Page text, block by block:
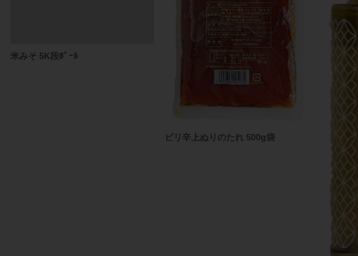
米みそ 5K段ﾎﾞｰﾙ
ピリ辛上ぬりのたれ 500g袋